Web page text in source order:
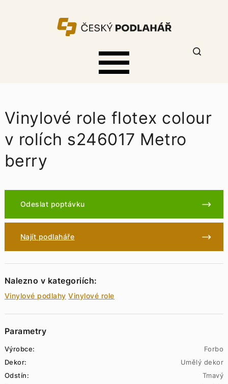
Vinylové role flotex colour
v rolích s246017 Metro
berry
Odeslat poptávku
Najít podlaháře
Nalezno v kategoriích:
Vinylové podlahy Vinylové role
Parametry
Výrobce:
Forbo
Dekor:
Umělý dekor
Odstín:
Tmavý